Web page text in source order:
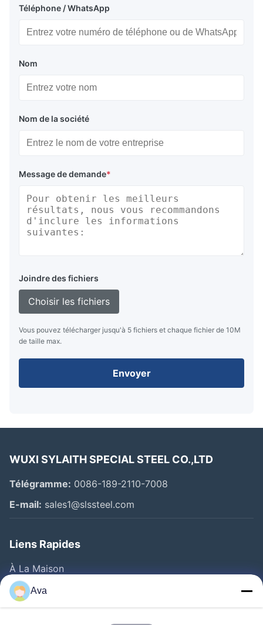
Téléphone / WhatsApp
Nom
Nom de la société
Message de demande*
Joindre des fichiers
Choisir les fichiers
Vous pouvez télécharger jusqu'à 5 fichiers et chaque fichier de 10M
de taille max.
Envoyer
WUXI SYLAITH SPECIAL STEEL CO.,LTD
Télégramme: 0086-189-2110-7008
E-mail: sales1@slssteel.com
Liens Rapides
À La Maison
Produits
Vidéos
Ava